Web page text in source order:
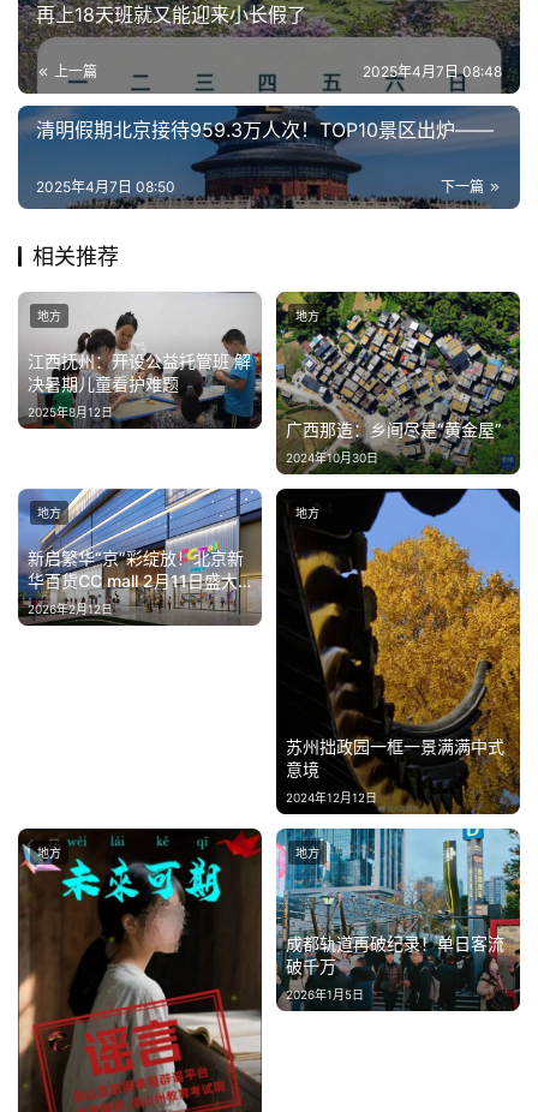
消
费
生
活
科
财
经
教
育
专
题
汽
车
登录
再上18天班就又能迎来小长假了
上一篇 2025年4月7日 08:48
清明假期北京接待959.3万人次！TOP10景区出炉——
下一篇
2025年4月7日 08:50
相关推荐
江西抚州：开设公益托管班 解
决暑期儿童看护难题
2025年8月12日
地方
广西那造：乡间尽是“黄金屋”
2024年10月30日
地方
新启繁华“京”彩绽放！北京新
华百货CC mall 2月11日盛大
启幕！
2026年2月12日
地方
苏州拙政园一框一景满满中式
意境
2024年12月12日
地方
地方
成都轨道再破纪录！单日客流
破千万
2026年1月5日
地方